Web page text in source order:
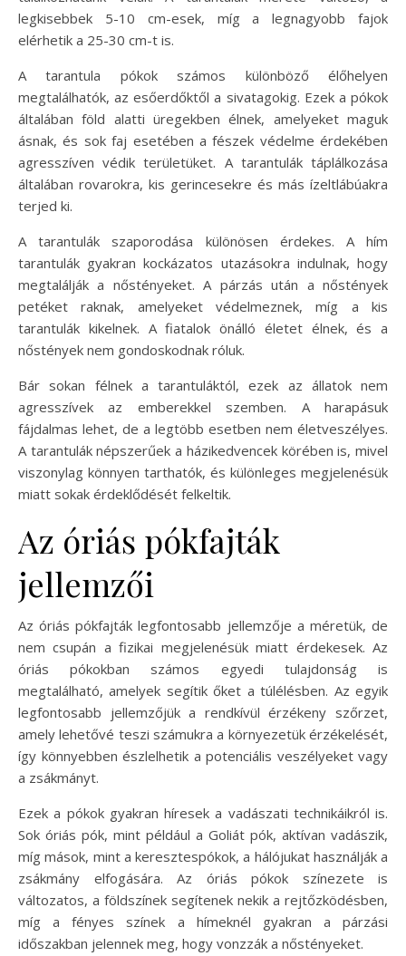
legkisebbek 5-10 cm-esek, míg a legnagyobb fajok
elérhetik a 25-30 cm-t is.
A tarantula pókok számos különböző élőhelyen
megtalálhatók, az esőerdőktől a sivatagokig. Ezek a pókok
általában föld alatti üregekben élnek, amelyeket maguk
ásnak, és sok faj esetében a fészek védelme érdekében
agresszíven védik területüket. A tarantulák táplálkozása
általában rovarokra, kis gerincesekre és más ízeltlábúakra
terjed ki.
A tarantulák szaporodása különösen érdekes. A hím
tarantulák gyakran kockázatos utazásokra indulnak, hogy
megtalálják a nőstényeket. A párzás után a nőstények
petéket raknak, amelyeket védelmeznek, míg a kis
tarantulák kikelnek. A fiatalok önálló életet élnek, és a
nőstények nem gondoskodnak róluk.
Bár sokan félnek a tarantuláktól, ezek az állatok nem
agresszívek az emberekkel szemben. A harapásuk
fájdalmas lehet, de a legtöbb esetben nem életveszélyes.
A tarantulák népszerűek a házikedvencek körében is, mivel
viszonylag könnyen tarthatók, és különleges megjelenésük
miatt sokak érdeklődését felkeltik.
Az óriás pókfajták
jellemzői
Az óriás pókfajták legfontosabb jellemzője a méretük, de
nem csupán a fizikai megjelenésük miatt érdekesek. Az
óriás pókokban számos egyedi tulajdonság is
megtalálható, amelyek segítik őket a túlélésben. Az egyik
legfontosabb jellemzőjük a rendkívül érzékeny szőrzet,
amely lehetővé teszi számukra a környezetük érzékelését,
így könnyebben észlelhetik a potenciális veszélyeket vagy
a zsákmányt.
Ezek a pókok gyakran híresek a vadászati technikáikról is.
Sok óriás pók, mint például a Goliát pók, aktívan vadászik,
míg mások, mint a keresztespókok, a hálójukat használják a
zsákmány elfogására. Az óriás pókok színezete is
változatos, a földszínek segítenek nekik a rejtőzködésben,
míg a fényes színek a hímeknél gyakran a párzási
időszakban jelennek meg, hogy vonzzák a nőstényeket.